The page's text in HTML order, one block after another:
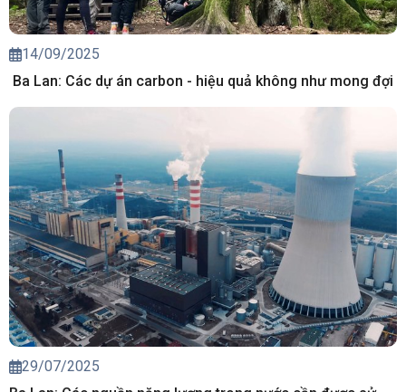
14/09/2025
Ba Lan: Các dự án carbon - hiệu quả không như mong đợi
29/07/2025